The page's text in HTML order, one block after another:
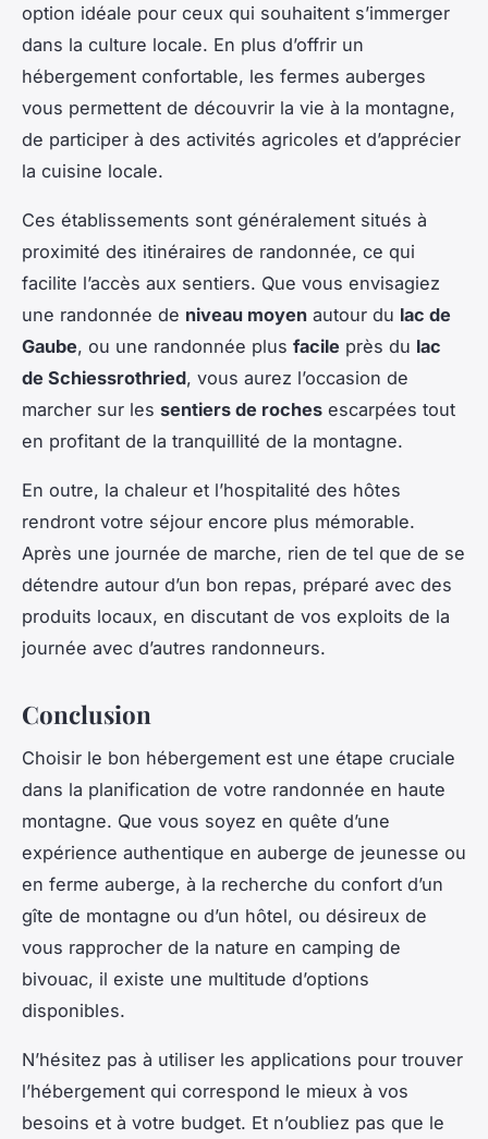
option idéale pour ceux qui souhaitent s’immerger
dans la culture locale. En plus d’offrir un
hébergement confortable, les fermes auberges
vous permettent de découvrir la vie à la montagne,
de participer à des activités agricoles et d’apprécier
la cuisine locale.
Ces établissements sont généralement situés à
proximité des itinéraires de randonnée, ce qui
facilite l’accès aux sentiers. Que vous envisagiez
une randonnée de niveau moyen autour du lac de
Gaube, ou une randonnée plus facile près du lac
de Schiessrothried, vous aurez l’occasion de
marcher sur les sentiers de roches escarpées tout
en profitant de la tranquillité de la montagne.
En outre, la chaleur et l’hospitalité des hôtes
rendront votre séjour encore plus mémorable.
Après une journée de marche, rien de tel que de se
détendre autour d’un bon repas, préparé avec des
produits locaux, en discutant de vos exploits de la
journée avec d’autres randonneurs.
Conclusion
Choisir le bon hébergement est une étape cruciale
dans la planification de votre randonnée en haute
montagne. Que vous soyez en quête d’une
expérience authentique en auberge de jeunesse ou
en ferme auberge, à la recherche du confort d’un
gîte de montagne ou d’un hôtel, ou désireux de
vous rapprocher de la nature en camping de
bivouac, il existe une multitude d’options
disponibles.
N’hésitez pas à utiliser les applications pour trouver
l’hébergement qui correspond le mieux à vos
besoins et à votre budget. Et n’oubliez pas que le